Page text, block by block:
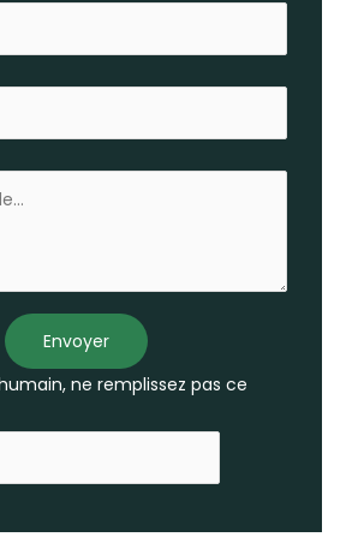
Envoyer
ne remplissez pas ce